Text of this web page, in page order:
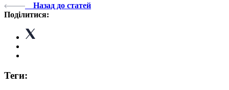
Назад до статей
Поділитися:
Теги: